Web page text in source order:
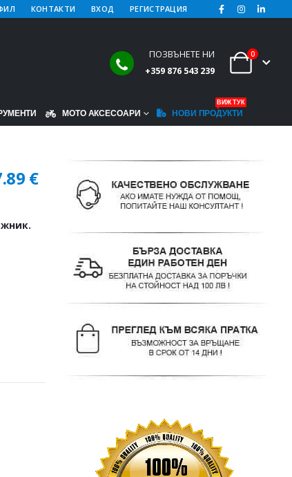
КОНТАКТИ ВХОД РЕГИСТРАЦИЯ
ПОЗВЪНЕТЕ НИ
+359 876 543 239
0
МОТО АКСЕСОАРИ НОВИ ПРОДУКТИ
ВИЖ ТУК
€